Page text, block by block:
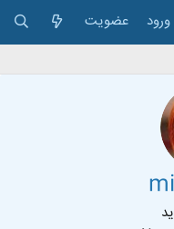
ورود عضویت